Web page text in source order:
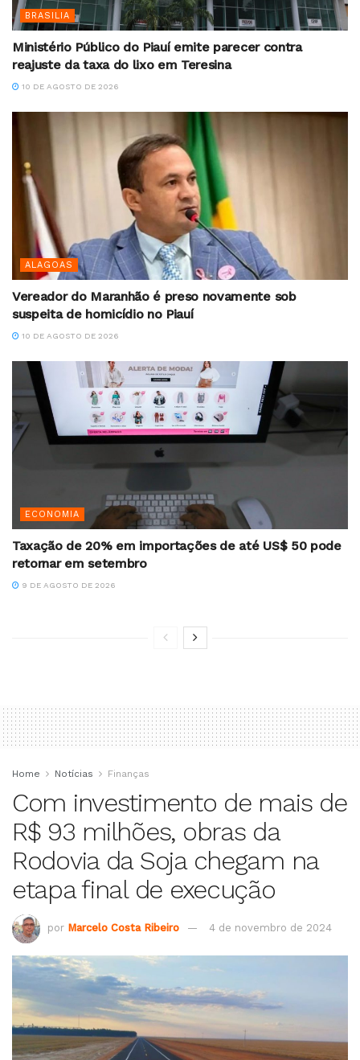
BRASILIA
Ministério Público do Piauí emite parecer contra
reajuste da taxa do lixo em Teresina
10 DE AGOSTO DE 2026
ALAGOAS
Vereador do Maranhão é preso novamente sob
suspeita de homicídio no Piauí
10 DE AGOSTO DE 2026
ECONOMIA
Taxação de 20% em importações de até US$ 50 pode
retornar em setembro
9 DE AGOSTO DE 2026
Home Notícias Finanças
Com investimento de mais de
R$ 93 milhões, obras da
Rodovia da Soja chegam na
etapa final de execução
por Marcelo Costa Ribeiro 4 de novembro de 2024